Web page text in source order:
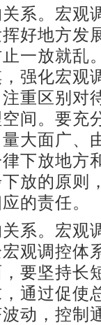
。宏观
好地方发
一放就乱
强化宏观
重区别对
间。要充
大面广、
下放地方
放的原则
的责任。
。宏观
观调控体
要坚持长
通过促使
动，控制